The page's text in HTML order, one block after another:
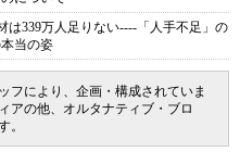
は339万人足りない----「人手不足」の
当の姿
フにより、企画・構成されていま
アの他、オルタナティブ・ブロ
。